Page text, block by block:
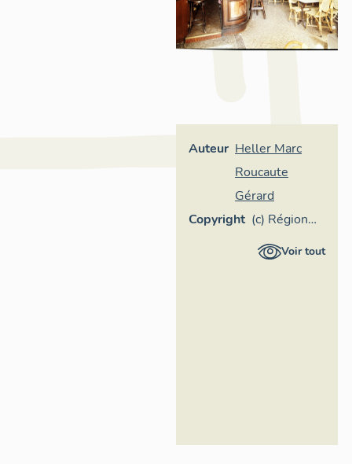
Auteur Heller Marc
Roucaute
Gérard
Copyright (c) Région
Provence-Voir tout